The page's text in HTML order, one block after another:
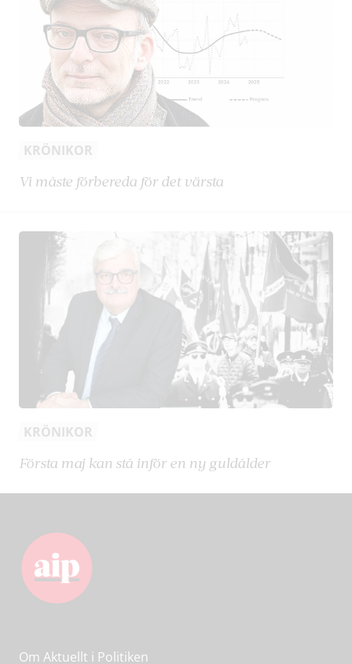
KRÖNIKOR
Vi måste förbereda för det värsta
KRÖNIKOR
Första maj kan stå inför en ny guldålder
Om Aktuellt i Politiken